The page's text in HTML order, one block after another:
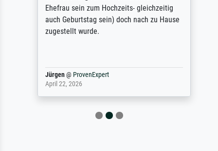
Ehefrau sein zum Hochzeits- gleichzeitig
auch Geburtstag sein) doch nach zu Hause
zugestellt wurde.
Jürgen@ProvenExpert
April 22, 2026